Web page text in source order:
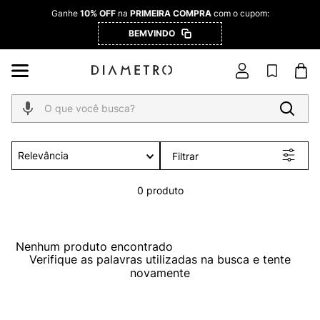
Ganhe 10% OFFna PRIMEIRA COMPRAcom o cupom:
BEMVINDO
O que você busca?
Relevância Filtrar
0 produto
Nenhum produto encontrado